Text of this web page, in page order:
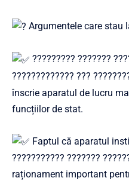
Argumentele care stau
????????? ???????
????????????? ???
înscrie aparatul de lucru
funcțiilor de stat.
Faptul că aparatul
??????????? ???????
raționament important